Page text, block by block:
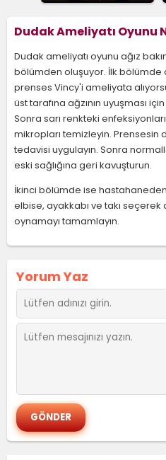
Dudak Ameliyatı Oyunu
Dudak ameliyatı oyunu ağız
bölümden oluşuyor. İlk bölümde
prenses Vincy'i ameliyata
üst tarafına ağzının uyuşması
Sonra sarı renkteki
mikropları temizleyin. Prensesin
tedavisi uygulayın. Sonra
eski sağlığına geri kavuşturun.
İkinci bölümde ise
elbise, ayakkabı ve takı
oynamayı tamamlayın.
Yorum Yaz